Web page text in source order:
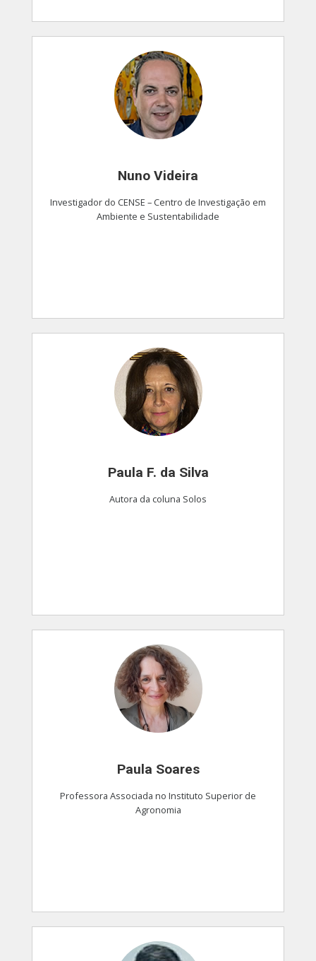
Nuno Videira
Investigador do CENSE – Centro de Investigação em
Ambiente e Sustentabilidade
Paula F. da Silva
Autora da coluna Solos
Paula Soares
Professora Associada no Instituto Superior de
Agronomia